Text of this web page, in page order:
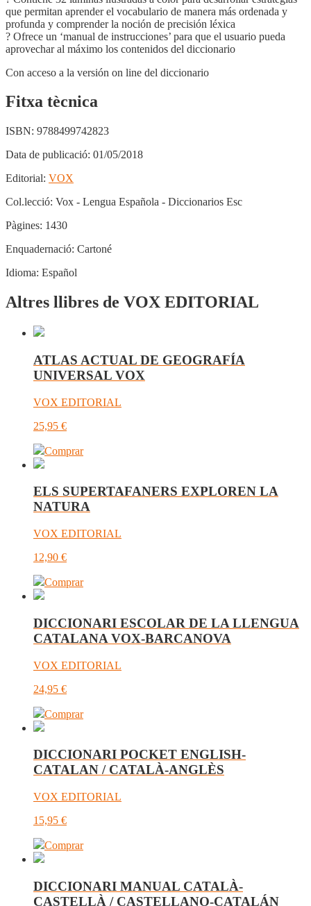
que permitan aprender el vocabulario de manera más ordenada y
profunda y comprender la noción de precisión léxica
? Ofrece un ‘manual de instrucciones’ para que el usuario pueda
aprovechar al máximo los contenidos del diccionario
Con acceso a la versión on line del diccionario
Fitxa tècnica
ISBN: 9788499742823
Data de publicació: 01/05/2018
Editorial: VOX
Col.lecció: Vox - Lengua Española - Diccionarios Esc
Pàgines: 1430
Enquadernació: Cartoné
Idioma: Español
Altres llibres de VOX EDITORIAL
ATLAS ACTUAL DE GEOGRAFÍA
UNIVERSAL VOX
VOX EDITORIAL
25,95 €
Comprar
ELS SUPERTAFANERS EXPLOREN LA
NATURA
VOX EDITORIAL
12,90 €
Comprar
DICCIONARI ESCOLAR DE LA LLENGUA
CATALANA VOX-BARCANOVA
VOX EDITORIAL
24,95 €
Comprar
DICCIONARI POCKET ENGLISH-
CATALAN / CATALÀ-ANGLÈS
VOX EDITORIAL
15,95 €
Comprar
DICCIONARI MANUAL CATALÀ-
CASTELLÀ / CASTELLANO-CATALÁN